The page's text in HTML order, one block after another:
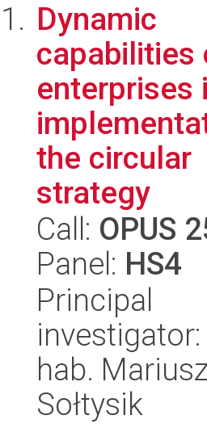
Dynamic
capabilities
enterprises
the circular
strategy
Call: OPUS
Panel: HS4
Principal
hab. Mariusz
Sołtysik